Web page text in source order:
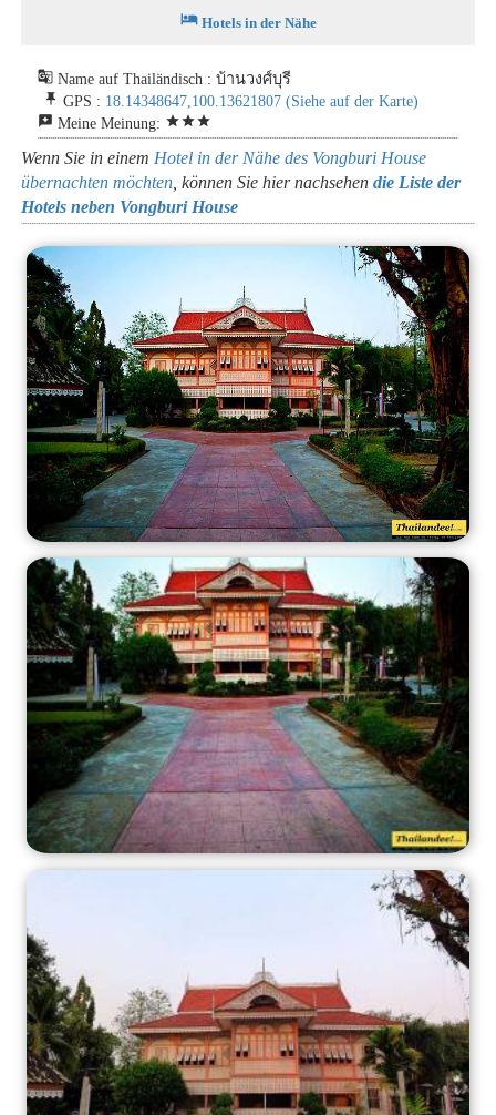
hotelHotels in der Nähe
g_translate Name auf Thailändisch : บ้านวงศ์บุรี
push_pin GPS : 18.14348647,100.13621807 (Siehe auf der Karte)
reviews Meine Meinung: starstarstar
Wenn Sie in einem Hotel in der Nähe des Vongburi House
übernachten möchten , können Sie hier nachsehendie Liste der
Hotels neben Vongburi House